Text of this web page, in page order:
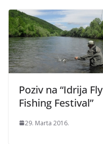
Poziv na “Idrija Fly
Fishing Festival”
29. Marta 2016.